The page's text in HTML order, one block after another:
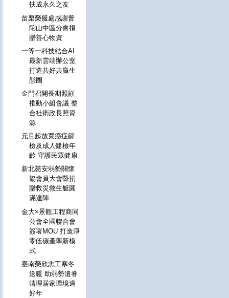
扶成永久之友
苗栗榮服處感謝普
陀山中區分會捐
贈善心物資
一等一科技結合AI
最新雲端辦公室
打造共好共贏生
態圈
金門召開長期照顧
推動小組會議 整
合社衛政長照資
源
元旦起放寬癌症篩
檢及成人健檢年
齡 守護民眾健康
新北慈安弱勢關懷
協會員大會暨捐
贈救災救生艇圓
滿達陣
金大×景觀工程商同
公會全國聯合會
簽署MOU 打造淨
零低碳產學新模
式
臺南榮欣志工寒冬
送暖 助弱勢遺眷
清理居家環境過
好年